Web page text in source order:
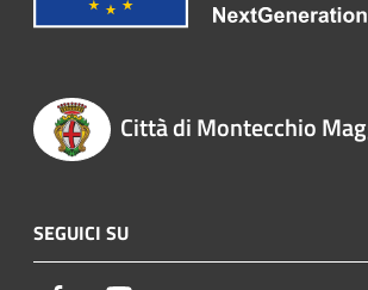
Città di Montecchio
SEGUICI SU